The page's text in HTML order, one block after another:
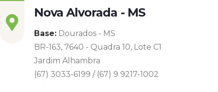
Nova Alvorada - MS
Base: Dourados - MS
BR-163, 7640 - Quadra 10, Lote C1
Jardim Alhambra
(67) 3033-6199 / (67) 9 9217-1002